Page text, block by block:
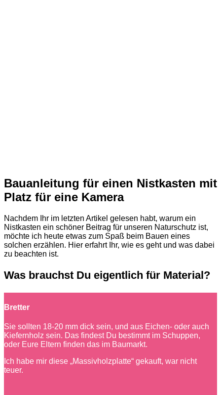
Bauanleitung für einen Nistkasten mit
Platz für eine Kamera
Nachdem Ihr im letzten Artikel gelesen habt, warum ein
Nistkasten ein schöner Beitrag für unseren Naturschutz ist,
möchte ich heute etwas zum Spaß beim Bauen eines
solchen erzählen. Hier erfahrt Ihr, wie es geht und was dabei
zu beachten ist.
Was brauchst Du eigentlich für Material?
Bretter
Sie sollten 18-20 mm dick sein, und aus Eichen- oder auch
Kiefernholz sein. Das findest Du bestimmt im Schuppen,
oder Eure Eltern finden das im Baumarkt.
Ich habe mir diese „Massivholzplatte“ gekauft, war nicht
teuer.